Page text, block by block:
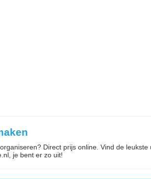
Direct prijs online. Vind de
je bent er zo uit!